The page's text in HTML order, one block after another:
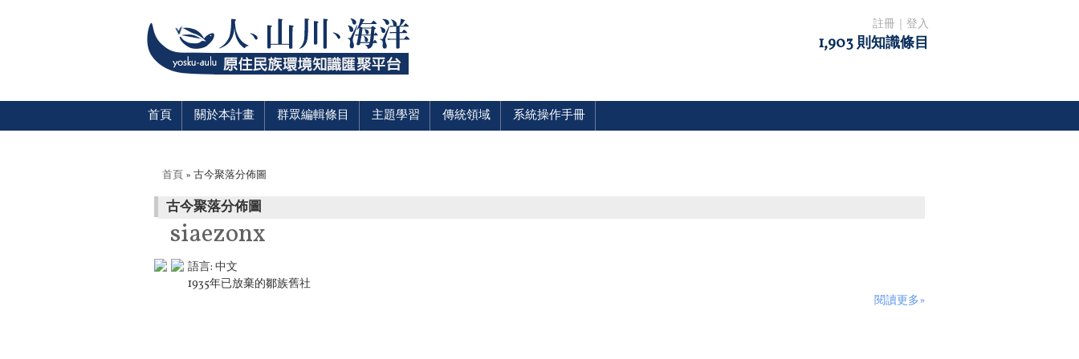
註冊 登入
1,903 則知識條目
首頁 關於本計畫 群眾編輯條目 主題學習 傳統領域 系統操作手冊
您在這裡
首頁 » 古今聚落分佈圖
古今聚落分佈圖
siaezonx
語言: 中文
1935年已放棄的鄒族舊社
閱讀更多»